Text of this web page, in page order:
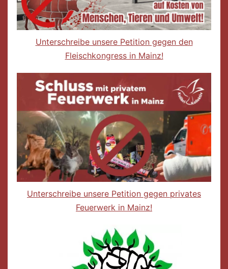
Unterschreibe unsere Petition gegen den
Fleischkongress in Mainz!
Unterschreibe unsere Petition gegen privates
Feuerwerk in Mainz!